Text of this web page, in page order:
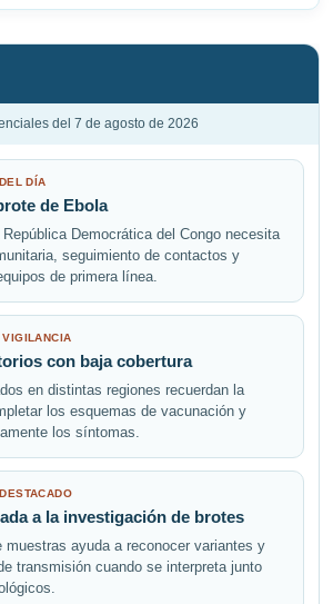
del 7 de agosto de 2026
DÍA
de Ebola
Democrática del Congo necesita
seguimiento de contactos y
de primera línea.
VIGILANCIA
con baja cobertura
en distintas regiones recuerdan la
los esquemas de vacunación y
los síntomas.
a la investigación de brotes
muestras ayuda a reconocer variantes y
transmisión cuando se interpreta junto